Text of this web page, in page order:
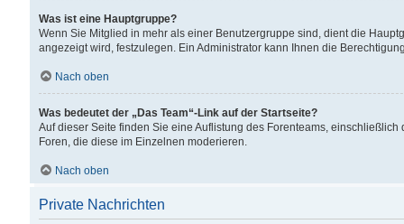
Was ist eine Hauptgruppe?
Wenn Sie Mitglied in mehr als einer Benutzergruppe sind, dient die
angezeigt wird, festzulegen. Ein Administrator kann Ihnen die
Nach oben
Was bedeutet der „Das Team“-Link auf der Startseite?
Auf dieser Seite finden Sie eine Auflistung des Forenteams,
Foren, die diese im Einzelnen moderieren.
Nach oben
Private Nachrichten